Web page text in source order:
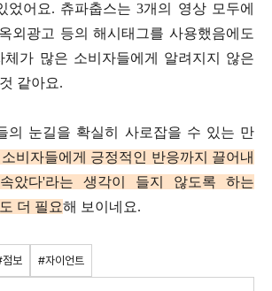
었어요. 츄파춥스는 3개의 영상 모두에
외광고 등의해시태그를 사용했음에도
가 많은 소비자들에게 알려지지 않은
같아요.
의 눈길을 확실히 사로잡을 수 있는 만
비자들에게 긍정적인 반응까지 끌어내
았다'라는 생각이 들지 않도록 하는
더 필요해 보이네요.
보 #자이언트